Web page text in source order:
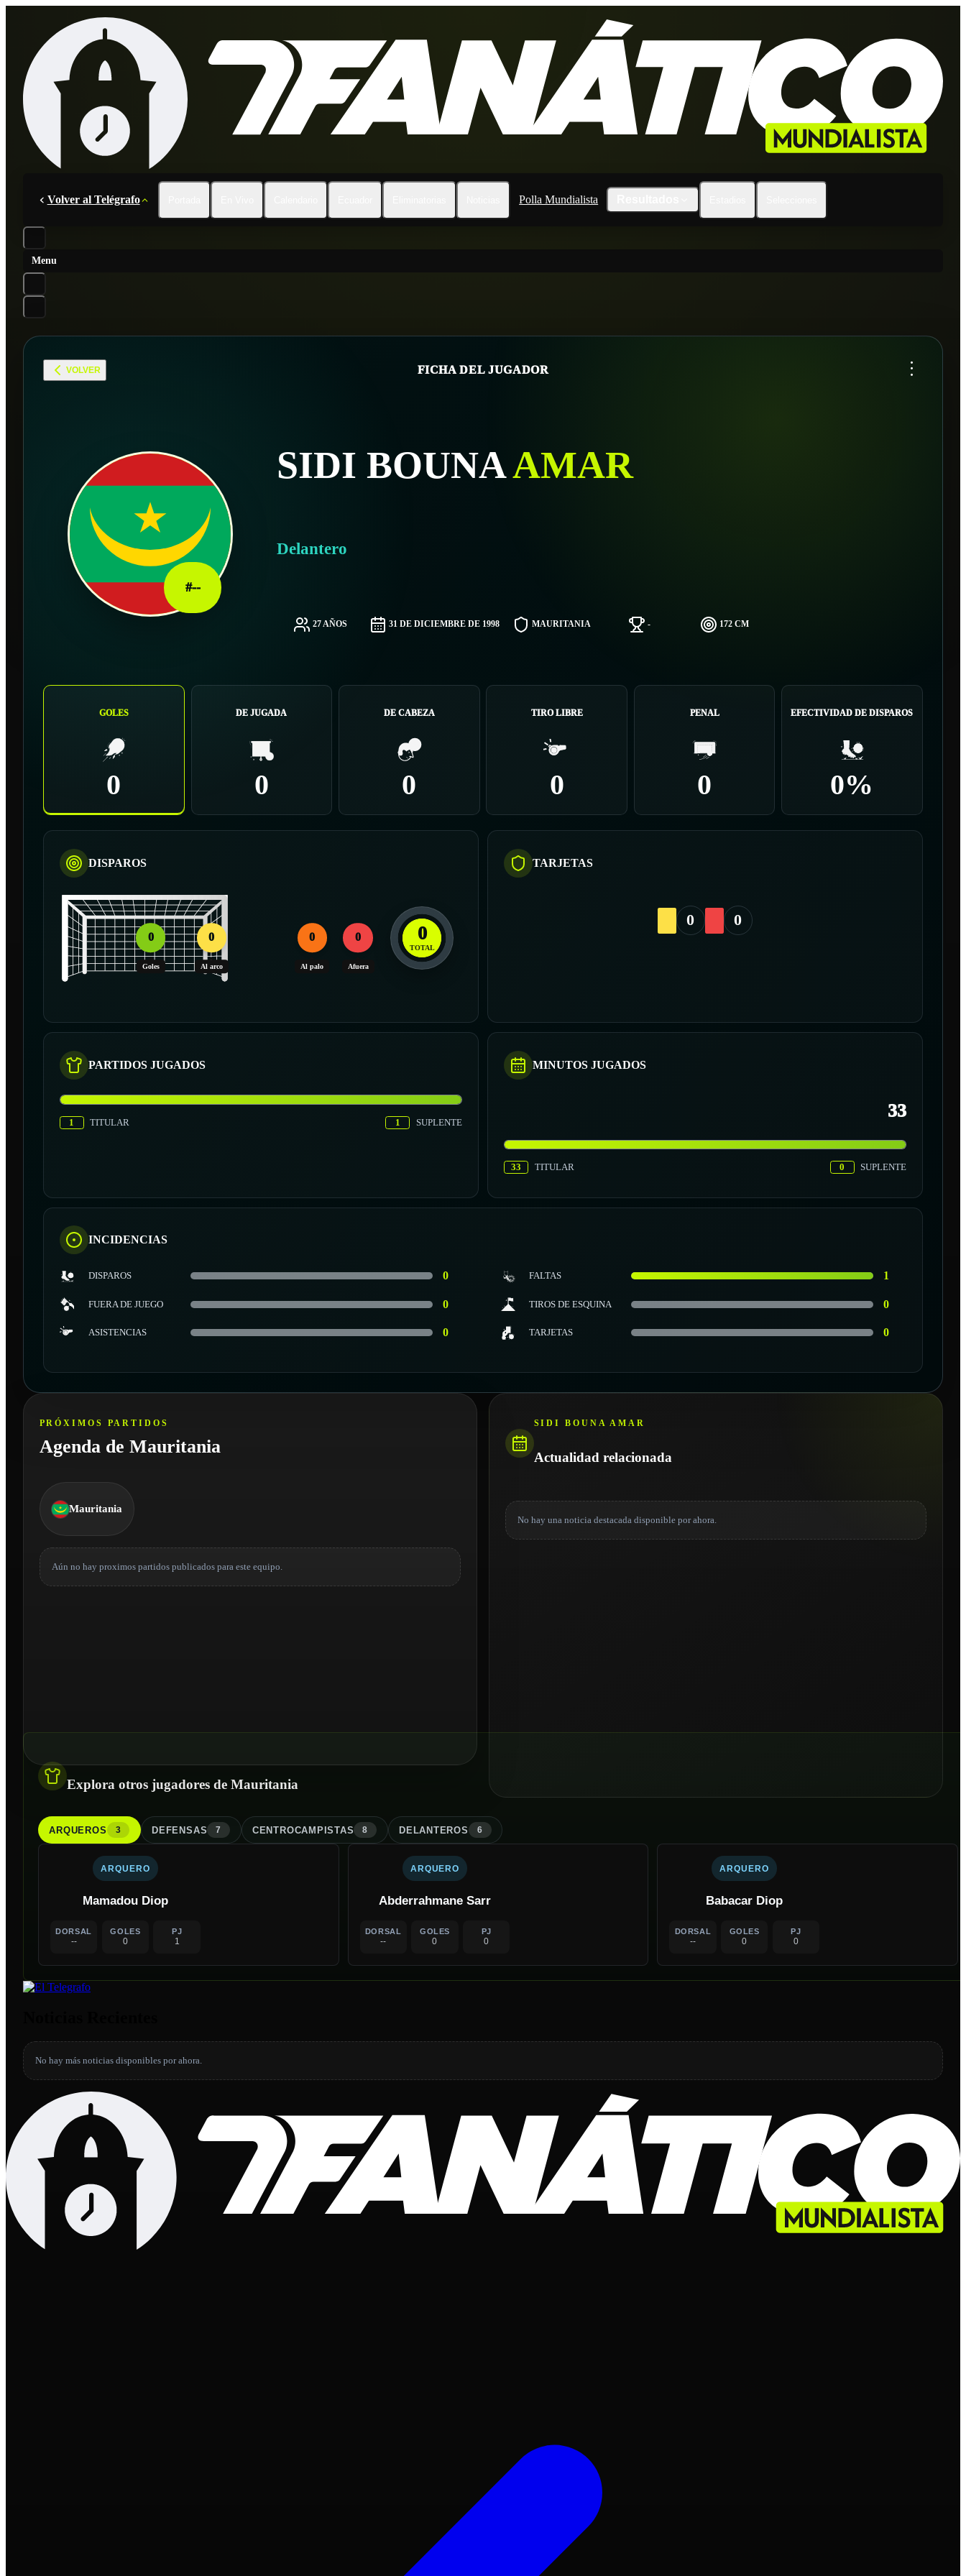
Volver al Telégrafo Polla Mundialista
Menu
VOLVER FICHA DEL JUGADOR ...
#--
SIDI BOUNAAMAR
Delantero
27 AÑOS 31 DE DICIEMBRE DE 1998 MAURITANIA - 172 CM
GOLES
0
DE JUGADA
0
DE CABEZA
0
TIRO LIBRE
0
PENAL
0
EFECTIVIDAD DE DISPAROS
0%
DISPAROS
0
Goles
0
Al arco
0
Al palo
0
Afuera
0
TOTAL
TARJETAS
0 0
PARTIDOS JUGADOS
1 TITULAR 1 SUPLENTE
MINUTOS JUGADOS
33
33 TITULAR 0 SUPLENTE
INCIDENCIAS
DISPAROS 0 FALTAS 1
FUERA DE JUEGO 0 TIROS DE ESQUINA 0
ASISTENCIAS 0 TARJETAS 0
PRÓXIMOS PARTIDOS
Agenda de Mauritania
Mauritania
Aún no hay proximos partidos publicados para este equipo.
SIDI BOUNA AMAR
Actualidad relacionada
No hay una noticia destacada disponible por ahora.
Explora otros jugadores de Mauritania
ARQUEROS 3 DEFENSAS 7 CENTROCAMPISTAS 8 DELANTEROS 6
ARQUERO
Mamadou Diop
DORSAL
--
GOLES
0
PJ
1
ARQUERO
Abderrahmane Sarr
DORSAL
--
GOLES
0
PJ
0
ARQUERO
Babacar Diop
DORSAL
--
GOLES
0
PJ
0
No hay más noticias disponibles por ahora.